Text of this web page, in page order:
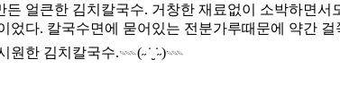
든 얼큰한 김치칼국수. 거창한 재료없이 소박하면
었다. 칼국수면에 묻어있는 전분가루때문에 약간
원한 김치칼국수.𓇠(˶ ̇ ̮ ̇˶)𓇠